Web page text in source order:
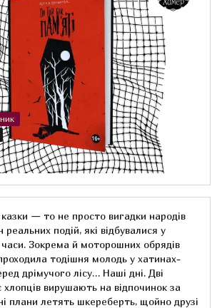
казки — то не просто вигадки народів
реальних подій, які відбувалися у
часи. Зокрема й моторошних обрядів
проходила тодішня молодь у хатинах-
дрімучого лісу… Наші дні. Дві
хлопців вирушають на відпочинок за
плани летять шкереберть, щойно друзі